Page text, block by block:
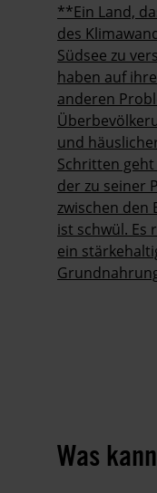
**Ein Land,
des
Südsee zu
haben auf
anderen
und
Schritten
der zu seiner
zwischen den
ist schwül. Es
ein
Was